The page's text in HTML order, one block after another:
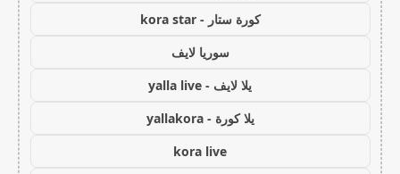
كورة ستار - kora star
سوريا لايف
يلا لايف - yalla live
يلا كورة - yallakora
kora live